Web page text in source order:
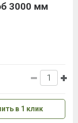
3000 мм
в 1 клик